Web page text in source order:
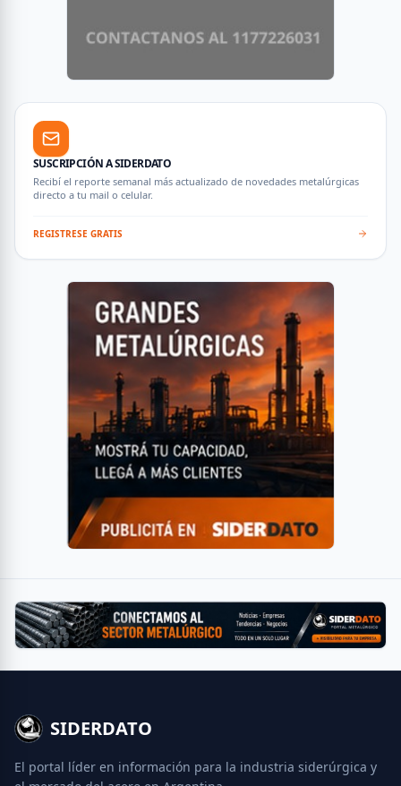
SUSCRIPCIÓN A SIDERDATO
Recibí el reporte semanal más actualizado de novedades metalúrgicas
directo a tu mail o celular.
REGISTRESE GRATIS
SIDERDATO
El portal líder en información para la industria siderúrgica y